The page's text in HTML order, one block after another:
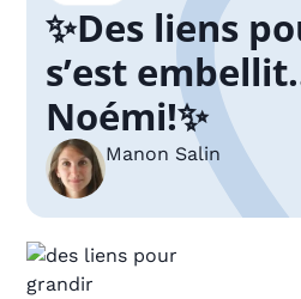
✨Des liens
s’est
Noémi!✨
Manon Salin